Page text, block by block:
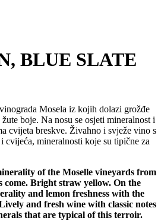
BLUE SLATE
Mosela iz kojih dolazi grožđe
boje. Na nosu se osjeti mineralnost i
cvijeta breskve. Živahno i svježe vino s
cvijeća, mineralnosti koje su tipične za
of the Moselle vineyards from
come. Bright straw yellow. On the
and lemon freshness with the
and fresh wine with classic notes
that are typical of this terroir.